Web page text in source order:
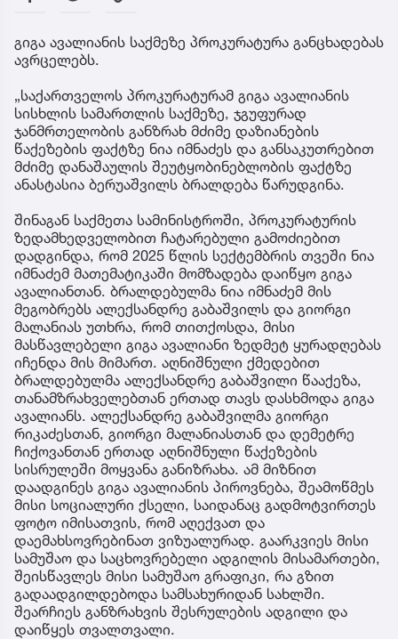
გიგა ავალიანის საქმეზე პროკურატურა განცხადებას
ავრცელებს.
„საქართველოს პროკურატურამ გიგა ავალიანის
სისხლის სამართლის საქმეზე, ჯგუფურად
ჯანმრთელობის განზრახ მძიმე დაზიანების
წაქეზების ფაქტზე ნია იმნაძეს და განსაკუთრებით
მძიმე დანაშაულის შეუტყობინებლობის ფაქტზე
ანასტასია ბერუაშვილს ბრალდება წარუდგინა.
შინაგან საქმეთა სამინისტროში, პროკურატურის
ზედამხედველობით ჩატარებული გამოძიებით
დადგინდა, რომ 2025 წლის სექტემბრის თვეში ნია
იმნაძემ მათემატიკაში მომზადება დაიწყო გიგა
ავალიანთან. ბრალდებულმა ნია იმნაძემ მის
მეგობრებს ალექსანდრე გაბაშვილს და გიორგი
მალანიას უთხრა, რომ თითქოსდა, მისი
მასწავლებელი გიგა ავალიანი ზედმეტ ყურადღებას
იჩენდა მის მიმართ. აღნიშნული ქმედებით
ბრალდებულმა ალექსანდრე გაბაშვილი წააქეზა,
თანამზრახველებთან ერთად თავს დასხმოდა გიგა
ავალიანს. ალექსანდრე გაბაშვილმა გიორგი
რიკაძესთან, გიორგი მალანიასთან და დემეტრე
ჩიქოვანთან ერთად აღნიშნული წაქეზების
სისრულეში მოყვანა განიზრახა. ამ მიზნით
დაადგინეს გიგა ავალიანის პიროვნება, შეამოწმეს
მისი სოციალური ქსელი, საიდანაც გადმოტვირთეს
ფოტო იმისათვის, რომ აღექვათ და
დაემახსოვრებინათ ვიზუალურად. გაარკვიეს მისი
სამუშაო და საცხოვრებელი ადგილის მისამართები,
შეისწავლეს მისი სამუშაო გრაფიკი, რა გზით
გადაადგილდებოდა სამსახურიდან სახლში.
შეარჩიეს განზრახვის შესრულების ადგილი და
დაიწყეს თვალთვალი.